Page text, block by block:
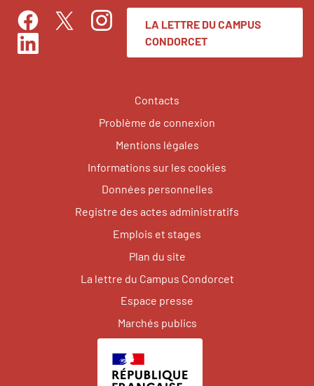
FacebookTwitterInstagram
LinkedIn
LA LETTRE DU CAMPUS
CONDORCET
Contacts
Problème de connexion
Mentions légales
Informations sur les cookies
Données personnelles
Registre des actes administratifs
Emplois et stages
Plan du site
La lettre du Campus Condorcet
Espace presse
Marchés publics